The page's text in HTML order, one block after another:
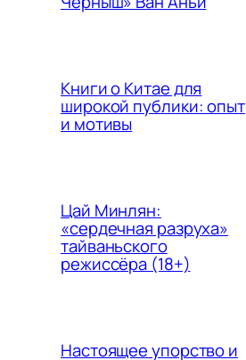
Книги о Китае для
широкой публики: опыт
и мотивы
Цай Минлян:
«сердечная разруха»
тайваньского
режиссёра (18+)
Настоящее упорство и